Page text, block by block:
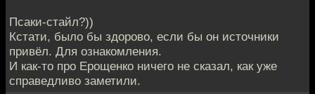
Псаки-стайл?))
Кстати, было бы здорово, если бы он источники
привёл. Для ознакомления.
И как-то про Ерощенко ничего не сказал, как уже
справедливо заметили.